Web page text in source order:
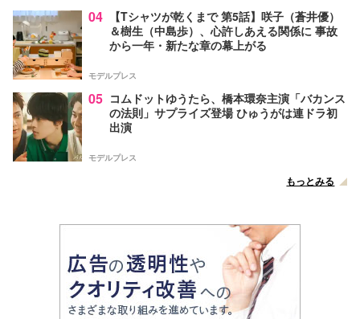
04
【Tシャツが乾くまで 第5話】咲子（蒼井優）
＆樹生（中島歩）、心許しあえる関係に 事故
から一年・新たな章の幕上がる
モデルプレス
05 コムドットゆうたら、橋本環奈主演「バカンス
の法則」サプライズ登場 ひゅうがは連ドラ初
出演
モデルプレス
もっとみる